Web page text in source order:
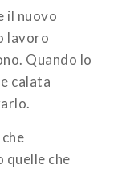
il nuovo
lavoro
Quando lo
calata
che